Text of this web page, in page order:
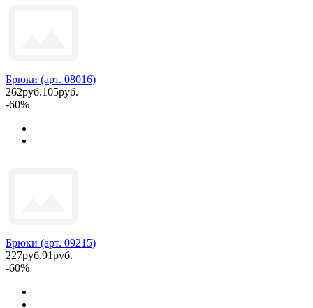
Брюки (арт. 08016)
262руб.105руб.
-60%
Брюки (арт. 09215)
227руб.91руб.
-60%